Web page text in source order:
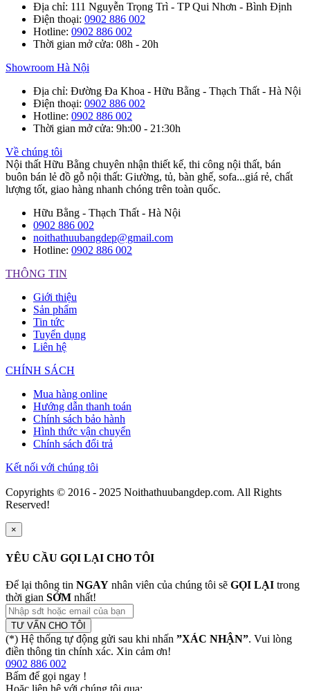
Địa chỉ: 111 Nguyễn Trọng Trì - TP Qui Nhơn - Bình Định
Điện thoại: 0902 886 002
Hotline: 0902 886 002
Thời gian mở cửa: 08h - 20h
Showroom Hà Nội
Địa chỉ: Đường Đa Khoa - Hữu Bằng - Thạch Thất - Hà Nội
Điện thoại: 0902 886 002
Hotline: 0902 886 002
Thời gian mở cửa: 9h:00 - 21:30h
Về chúng tôi
Nội thất Hữu Bằng chuyên nhận thiết kế, thi công nội thất, bán
buôn bán lẻ đồ gỗ nội thất: Giường, tủ, bàn ghế, sofa...giá rẻ, chất
lượng tốt, giao hàng nhanh chóng trên toàn quốc.
Hữu Bằng - Thạch Thất - Hà Nội
0902 886 002
noithathuubangdep@gmail.com
Hotline: 0902 886 002
THÔNG TIN
Giới thiệu
Sản phẩm
Tin tức
Tuyển dụng
Liên hệ
CHÍNH SÁCH
Mua hàng online
Hướng dẫn thanh toán
Chính sách bảo hành
Hình thức vận chuyển
Chính sách đổi trả
Kết nối với chúng tôi
Copyrights © 2016 - 2025 Noithathuubangdep.com. All Rights
Reserved!
×
YÊU CẦU GỌI LẠI CHO TÔI
Để lại thông tin NGAY nhân viên của chúng tôi sẽ GỌI LẠI trong
thời gian SỚM nhất!
TƯ VẤN CHO TÔI
(*) Hệ thống tự động gửi sau khi nhấn ”XÁC NHẬN”. Vui lòng
điền thông tin chính xác. Xin cảm ơn!
0902 886 002
Bấm để gọi ngay !
Hoặc liên hệ với chúng tôi qua: